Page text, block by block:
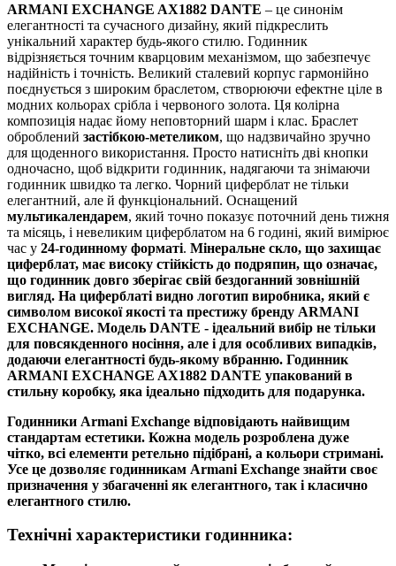
ARMANI EXCHANGE AX1882 DANTE – це синонім
елегантності та сучасного дизайну, який підкреслить
унікальний характер будь-якого стилю. Годинник
відрізняється точним кварцовим механізмом, що забезпечує
надійність і точність. Великий сталевий корпус гармонійно
поєднується з широким браслетом, створюючи ефектне ціле в
модних кольорах срібла і червоного золота. Ця колірна
композиція надає йому неповторний шарм і клас. Браслет
оброблений застібкою-метеликом, що надзвичайно зручно
для щоденного використання. Просто натисніть дві кнопки
одночасно, щоб відкрити годинник, надягаючи та знімаючи
годинник швидко та легко. Чорний циферблат не тільки
елегантний, але й функціональний. Оснащений
мультикалендарем, який точно показує поточний день тижня
та місяць, і невеликим циферблатом на 6 годині, який вимірює
час у 24-годинному форматі. Мінеральне скло, що захищає
циферблат, має високу стійкість до подряпин, що означає,
що годинник довго зберігає свій бездоганний зовнішній
вигляд. На циферблаті видно логотип виробника, який є
символом високої якості та престижу бренду ARMANI
EXCHANGE. Модель DANTE - ідеальний вибір не тільки
для повсякденного носіння, але і для особливих випадків,
додаючи елегантності будь-якому вбранню. Годинник
ARMANI EXCHANGE AX1882 DANTE упакований в
стильну коробку, яка ідеально підходить для подарунка.
Годинники Armani Exchange відповідають найвищим
стандартам естетики. Кожна модель розроблена дуже
чітко, всі елементи ретельно підібрані, а кольори стримані.
Усе це дозволяє годинникам Armani Exchange знайти своє
призначення у збагаченні як елегантного, так і класично
елегантного стилю.
Технічні характеристики годинника: